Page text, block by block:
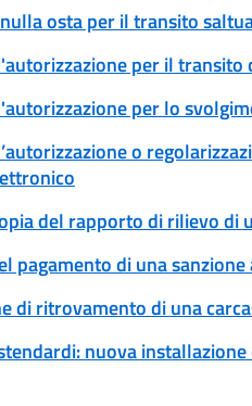
osta per il transito
per il
per lo
o
del rapporto di rilievo di
pagamento di una
di ritrovamento di una
nuova